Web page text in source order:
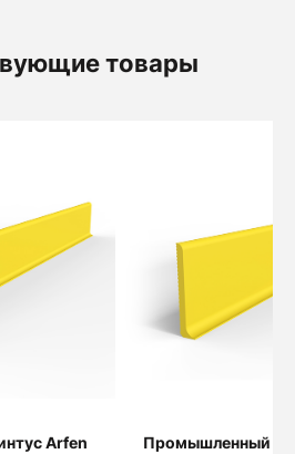
товары
Arfen
Промышленный